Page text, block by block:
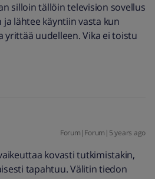
silloin tällöin television sovellus
lähtee käyntiin vasta kun
yrittää uudelleen. Vika ei toistu
Forum|Forum|5 years ago
kovasti tutkimistakin,
tapahtuu. Välitin tiedon